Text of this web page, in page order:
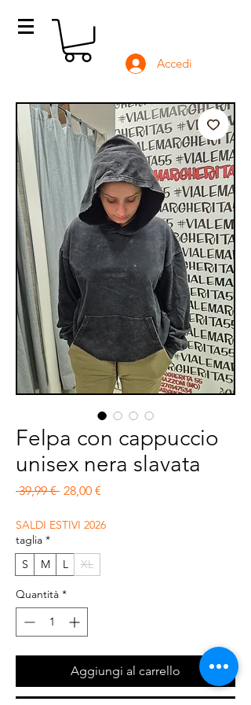
Accedi
Felpa con cappuccio
unisex nera slavata
39,99 € Prezzo regolare
28,00 €
SALDI ESTIVI 2026
taglia *
S
M L XL
Quantità *
Aggiungi al carrello